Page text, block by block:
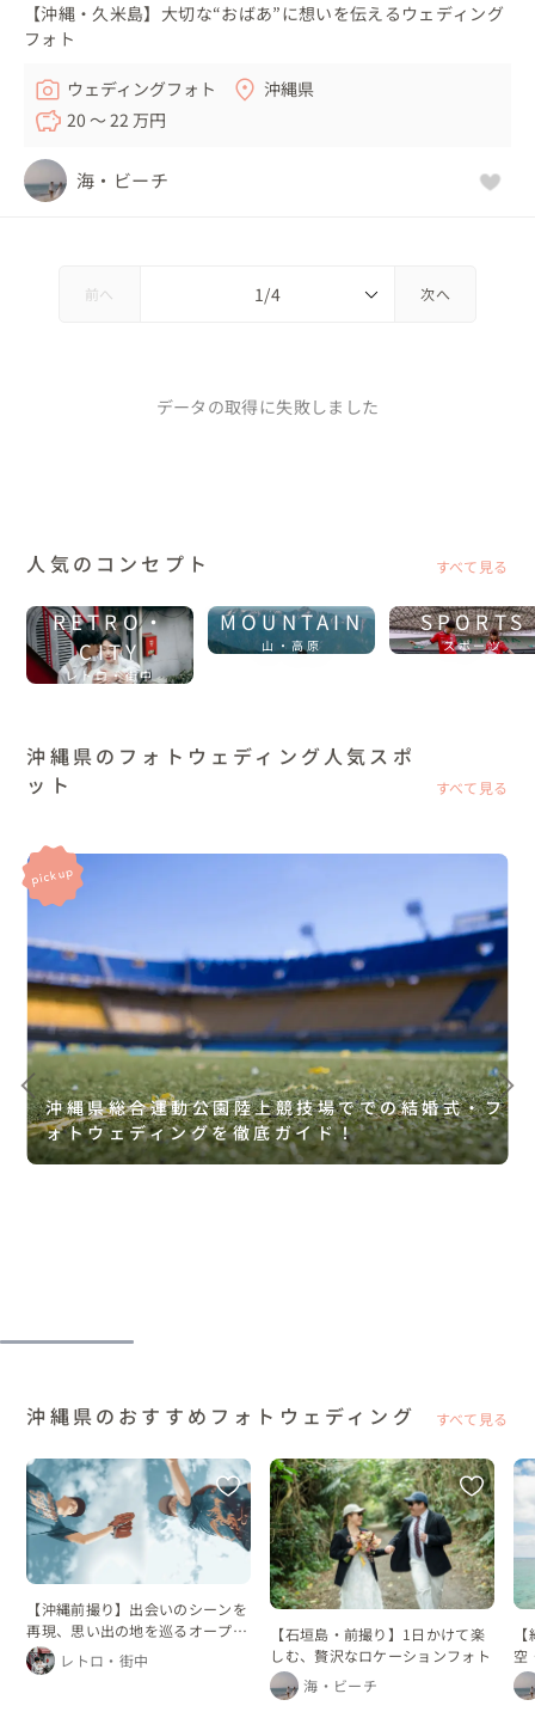
【沖縄・久米島】大切な“おばあ”に想いを伝えるウェディング
フォト
ウェディングフォト
沖縄県
20 〜 22 万円
海・ビーチ
前へ 次へ
データの取得に失敗しました
人気のコンセプト すべて見る
RETRO・
CITY
レトロ・街中
MOUNTAIN
山・高原
SPORTS
スポーツ
沖縄県のフォトウェディング人気スポ
ット
すべて見る
沖縄県総合運動公園陸上競技場ででの結婚式・フ
ォトウェディングを徹底ガイド！
沖縄県のおすすめフォトウェディング すべて見る
【沖縄前撮り】出会いのシーンを
再現、思い出の地を巡るオープニ
ングムービー
レトロ・街中
【石垣島・前撮り】1日かけて楽
しむ、贅沢なロケーションフォト
海・ビーチ
空
ィ